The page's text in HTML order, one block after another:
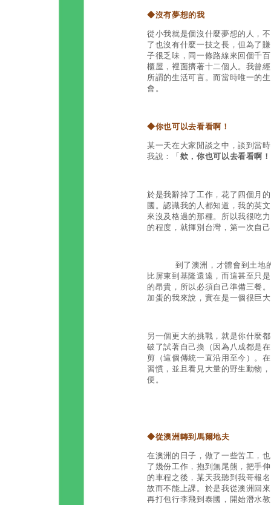
◆沒有夢想的我
從小我就是個沒什麼夢想的人，
了也沒有什麼一技之長，但為了
子很乏味，同一條路線來回個千
櫃屋，裡面擠著十二個人。我曾
所謂的生活可言。而當時唯一的
會。
◆你也可以去看看啊！
某一天在大家閒談之中，談到當
我說：「 欸，你也可以去看看啊！
於是我辭掉了工作，花了四個月
國。認識我的人都知道，我的英
來沒及格過的那種。所以我很吃
的程度，就揮別台灣，第一次自
到了澳洲，才體會到土地的
比屏東到基隆還遠，而這甚至只
的昂貴，所以必須自己準備三餐
加蛋的我來說，實在是一個很巨
另一個更大的挑戰，就是你什麼
破了試著自己換（因為八成都是
剪（這個傳統一直沿用至今）。
習慣，並且看見大量的野生動物
便。
◆從澳洲轉到馬爾地夫
在澳洲的日子，做了一些苦工，
了幾份工作，抱到無尾熊，把手
的車程之後，某天我聽到我哥報
故而不能上課。於是我從澳洲回
再打包行李飛到泰國，開始潛水